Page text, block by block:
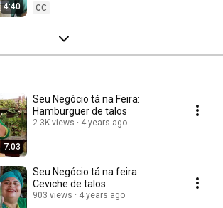
4:40
CC
7:03
Seu Negócio tá na Feira:
Hamburguer de talos
2.3K views 4 years ago
Seu Negócio tá na feira:
Ceviche de talos
903 views 4 years ago